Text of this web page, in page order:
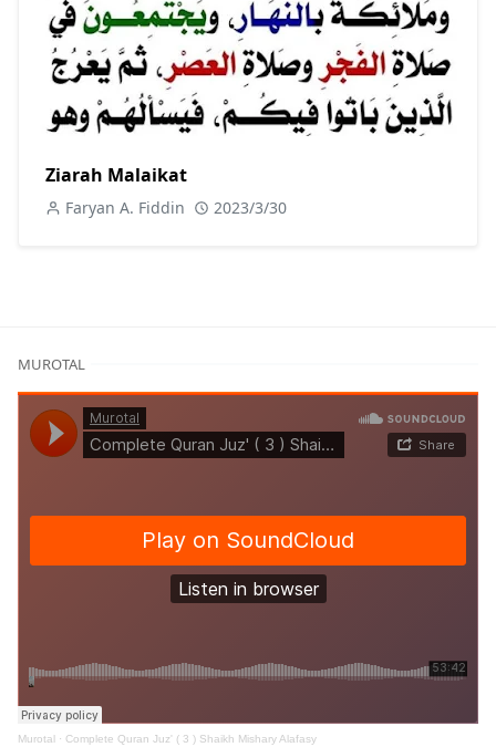
Ziarah Malaikat
Faryan A. Fiddin 2023/3/30
MUROTAL
Murotal · Complete Quran Juz' ( 3 ) Shaikh Mishary Alafasy